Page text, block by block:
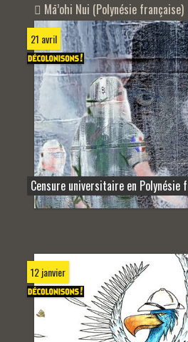
Mā’ohi Nui (Polynésie française)
21 avril
Censure universitaire en Polynésie
12 janvier